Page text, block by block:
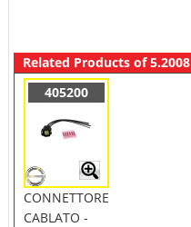
Related Products of 5.2008
405200
CONNETTORE
CABLATO -